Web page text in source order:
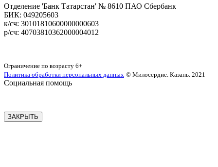
Отделение 'Банк Татарстан' № 8610 ПАО Сбербанк
БИК: 049205603
‌к/сч: 30101810600000000603
р/сч: 40703810362000004012
Ограничение по возрасту 6+
Политика обработки персональных данных © Милосердие. Казань. 2021
Социальная помощь
ЗАКРЫТЬ